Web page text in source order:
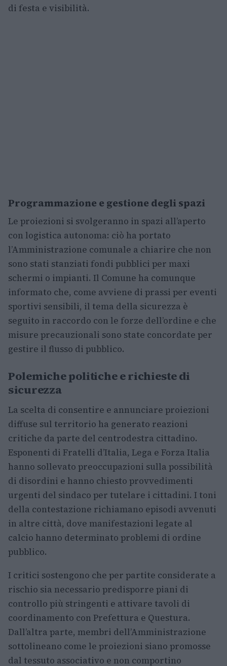
di festa e visibilità.
Programmazione e gestione degli spazi
Le proiezioni si svolgeranno in spazi all’aperto
con logistica autonoma: ciò ha portato
l’Amministrazione comunale a chiarire che non
sono stati stanziati fondi pubblici per maxi
schermi o impianti. Il Comune ha comunque
informato che, come avviene di prassi per eventi
sportivi sensibili, il tema della sicurezza è
seguito in raccordo con le forze dell’ordine e che
misure precauzionali sono state concordate per
gestire il flusso di pubblico.
Polemiche politiche e richieste di
sicurezza
La scelta di consentire e annunciare proiezioni
diffuse sul territorio ha generato reazioni
critiche da parte del centrodestra cittadino.
Esponenti di Fratelli d’Italia, Lega e Forza Italia
hanno sollevato preoccupazioni sulla possibilità
di disordini e hanno chiesto provvedimenti
urgenti del sindaco per tutelare i cittadini. I toni
della contestazione richiamano episodi avvenuti
in altre città, dove manifestazioni legate al
calcio hanno determinato problemi di ordine
pubblico.
I critici sostengono che per partite considerate a
rischio sia necessario predisporre piani di
controllo più stringenti e attivare tavoli di
coordinamento con Prefettura e Questura.
Dall’altra parte, membri dell’Amministrazione
sottolineano come le proiezioni siano promosse
dal tessuto associativo e non comportino